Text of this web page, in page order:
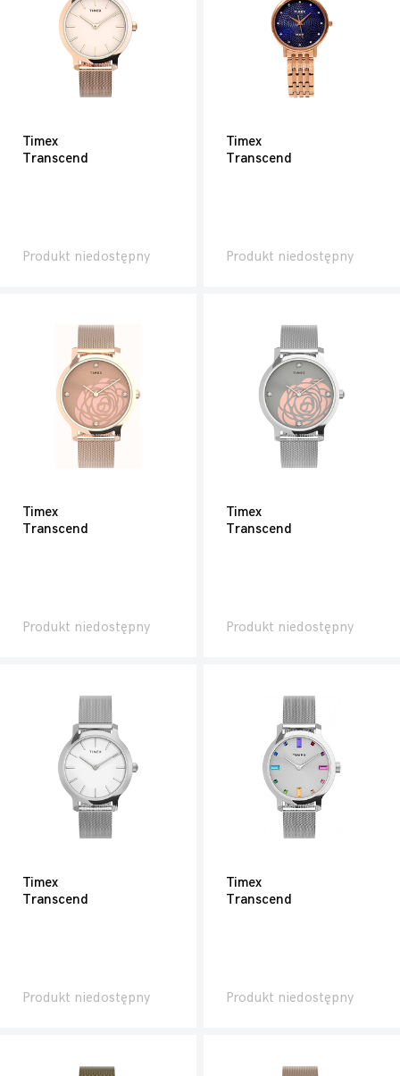
Timex
Transcend
Produkt niedostępny
Timex
Transcend
Produkt niedostępny
Timex
Transcend
Produkt niedostępny
Timex
Transcend
Produkt niedostępny
Timex
Transcend
Produkt niedostępny
Timex
Transcend
Produkt niedostępny